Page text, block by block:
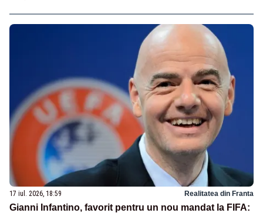
17 iul. 2026, 18:59 Realitatea din Franta
Gianni Infantino, favorit pentru un nou mandat la FIFA: